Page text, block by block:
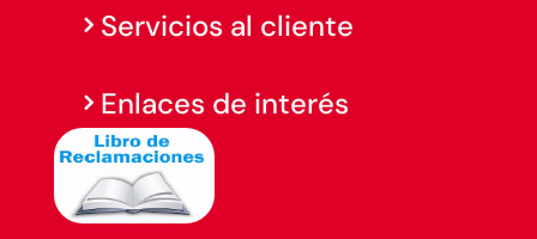
Servicios al cliente
Enlaces de interés